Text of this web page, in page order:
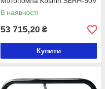
В наявності
53 715,20 ₴
Купити